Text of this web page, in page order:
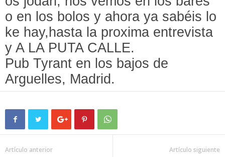
o en los bolos y ahora ya sabéis lo
ke hay,hasta la proxima entrevista
y A LA PUTA CALLE.
Pub Tyrant en los bajos de
Arguelles, Madrid.
Artículo anterior Artículo siguiente